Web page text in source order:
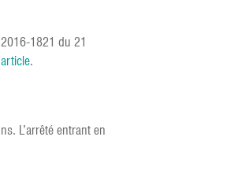
1821 du 21
.
L’arrêté entrant en